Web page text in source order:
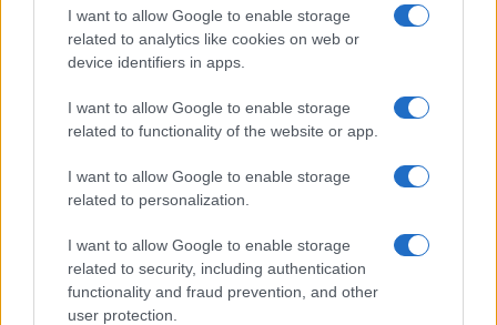
I want to allow Google to enable storage
related to analytics like cookies on web or
device identifiers in apps.
I want to allow Google to enable storage
related to functionality of the website or app.
I want to allow Google to enable storage
related to personalization.
I want to allow Google to enable storage
related to security, including authentication
functionality and fraud prevention, and other
user protection.
Continua a leggere